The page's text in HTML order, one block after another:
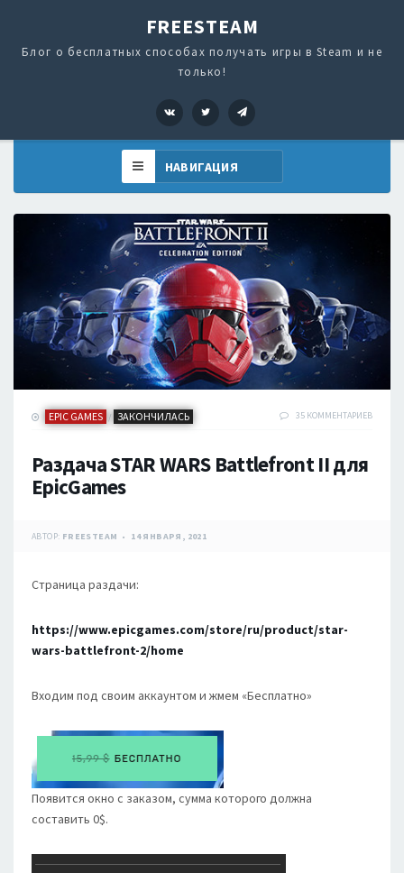
FREESTEAM
Блог о бесплатных способах получать игры в Steam и не
только!
VK Twitter
EPIC GAMES / ЗАКОНЧИЛАСЬ 35 КОММЕНТАРИЕВ
Раздача STAR WARS Battlefront II для
EpicGames
АВТОР: FREESTEAM 14 ЯНВАРЯ, 2021
Страница раздачи:
https://www.epicgames.com/store/ru/product/star-
wars-battlefront-2/home
Входим под своим аккаунтом и жмем «Бесплатно»
Появится окно с заказом, сумма которого должна
составить 0$.